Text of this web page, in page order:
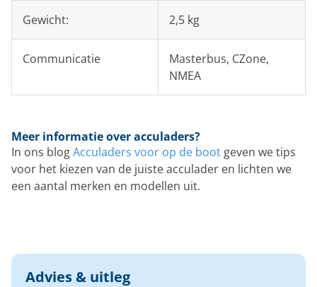
Gewicht: 2,5 kg
Communicatie
Masterbus, CZone,
NMEA
Meer informatie over acculaders?
In ons blogAcculaders voor op de boot geven we tips
voor het kiezen van de juiste acculader en lichten we
een aantal merken en modellen uit.
Advies & uitleg